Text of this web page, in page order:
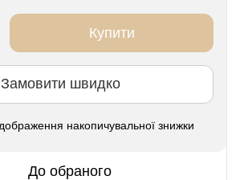
Купити
Замовити швидко
накопичувальної знижки
До обраного